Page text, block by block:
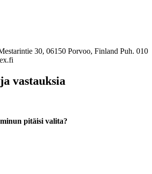
30, 06150 Porvoo, Finland Puh. 010
vastauksia
pitäisi valita?